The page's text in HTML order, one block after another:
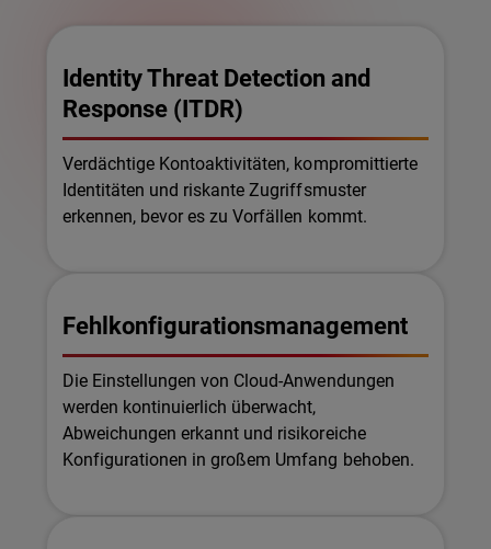
Identity Threat Detection and
Response (ITDR)
Verdächtige Kontoaktivitäten, kompromittierte
Identitäten und riskante Zugriffsmuster
erkennen, bevor es zu Vorfällen kommt.
Fehlkonfigurationsmanagement
Die Einstellungen von Cloud-Anwendungen
werden kontinuierlich überwacht,
Abweichungen erkannt und risikoreiche
Konfigurationen in großem Umfang behoben.